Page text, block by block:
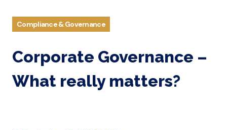
Compliance & Governance
Corporate Governance –
What really matters?